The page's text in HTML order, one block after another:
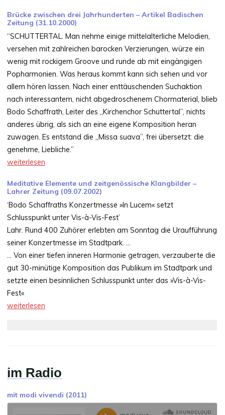
Brücke zwischen drei Jahrhunderten – Artikel Badischen
Zeitung (31.10.2000)
“SCHUTTERTAL. Man nehme einige mittelalterliche Melodien,
versehen mit zahlreichen barocken Verzierungen, würze ein
wenig mit rockigem Groove und runde ab mit eingängigen
Popharmonien. Was heraus kommt kann sich sehen und vor
allem hören lassen. Nach einer enttäuschenden Suchaktion
nach interessantem, nicht abgedroschenem Chormaterial, blieb
Bodo Schaffrath, Leiter des „Kirchenchor Schuttertal”, nichts
anderes übrig, als sich an eine eigene Komposition heran
zuwagen. Es entstand die „Missa suava”, frei übersetzt: die
genehme, Liebliche.”
weiterlesen
Meditative Elemente und zeitgenössische Klangbilder–
Lahrer Zeitung (09.07.2002)
‘Bodo Schaffraths Konzertmesse »In Lucem« setzt
Schlusspunkt unter Vis-à-Vis-Fest’
Lahr. Rund 400 Zuhörer erlebten am Sonntag die Uraufführung
seiner Konzertmesse im Stadtpark. …
… Von einer tiefen inneren Harmonie getragen, verzauberte die
gut 30-minütige Komposition das Publikum im Stadtpark und
setzte einen besinnlichen Schlusspunkt unter das »Vis-à-Vis-
Fest«
weiterlesen
im Radio
mit modi vivendi (2011)